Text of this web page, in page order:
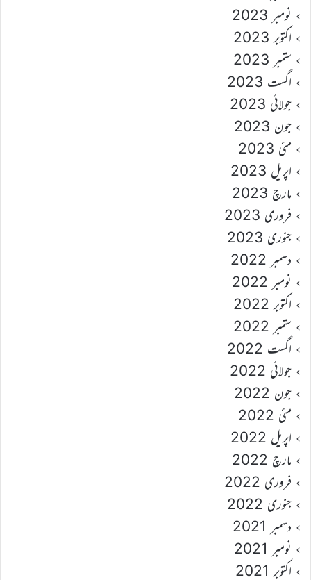
نومبر 2023
اکتوبر 2023
ستمبر 2023
اگست 2023
جولائی 2023
جون 2023
مئی 2023
اپریل 2023
مارچ 2023
فروری 2023
جنوری 2023
دسمبر 2022
نومبر 2022
اکتوبر 2022
ستمبر 2022
اگست 2022
جولائی 2022
جون 2022
مئی 2022
اپریل 2022
مارچ 2022
فروری 2022
جنوری 2022
دسمبر 2021
نومبر 2021
اکتوبر 2021